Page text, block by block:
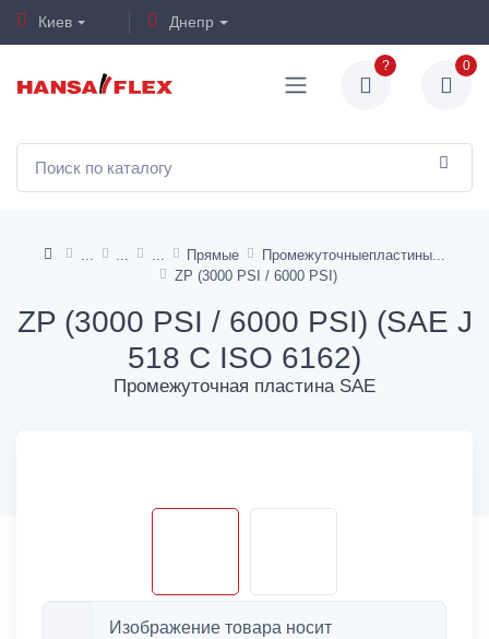
Киев Днепр
? 0
Прямые
Промежуточныепластины
ZP (3000 PSI / 6000 PSI)
ZP (3000 PSI / 6000 PSI) (SAE J
518 C ISO 6162)
Промежуточная пластина SAE
Изображение товара носит